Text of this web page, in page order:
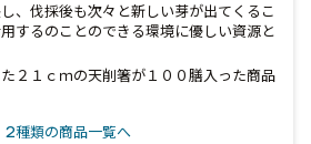
、伐採後も次々と新しい芽が出てくるこ
するのことのできる環境に優しい資源と
２１ｃｍの天削箸が１００膳入った商品
2種類の商品一覧へ